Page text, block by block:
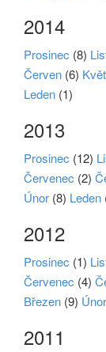
2014
Prosinec (8)
Červen (6)
Leden (1)
2013
Prosinec (12)
Červenec (2)
Únor (8) Leden
2012
Prosinec (1)
Červenec (4)
Březen (9) Únor
2011